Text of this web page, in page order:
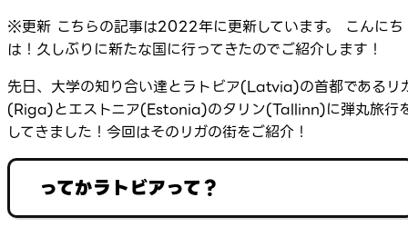
※更新 こちらの記事は2022年に更新しています。 こんにち
は！久しぶりに新たな国に行ってきたのでご紹介します！
先日、大学の知り合い達とラトビア(Latvia)の首都であるリ
(Riga)とエストニア(Estonia)のタリン(Tallinn)に弾丸旅行
してきました！今回はそのリガの街をご紹介！
ってかラトビアって？